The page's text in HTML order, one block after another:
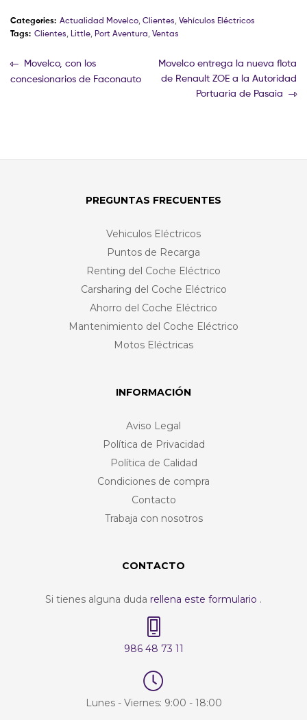
Categories: Actualidad Movelco Clientes Vehículos Eléctricos
Tags: Clientes Little Port Aventura Ventas
Movelco, con los
concesionarios de Faconauto
Movelco entrega la nueva flota
de Renault ZOE a la Autoridad
Portuaria de Pasaia
PREGUNTAS FRECUENTES
Vehiculos Eléctricos
Puntos de Recarga
Renting del Coche Eléctrico
Carsharing del Coche Eléctrico
Ahorro del Coche Eléctrico
Mantenimiento del Coche Eléctrico
Motos Eléctricas
INFORMACIÓN
Aviso Legal
Política de Privacidad
Política de Calidad
Condiciones de compra
Contacto
Trabaja con nosotros
CONTACTO
Si tienes alguna duda rellena este formulario .
986 48 73 11
Lunes - Viernes: 9:00 - 18:00